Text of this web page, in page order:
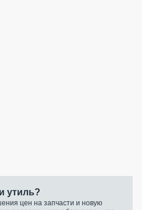
утиль?
цен на запчасти и новую